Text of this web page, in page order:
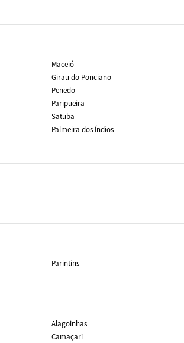
Maceió
Girau do Ponciano
Penedo
Paripueira
Satuba
Palmeira dos Índios
Parintins
Alagoinhas
Camaçari